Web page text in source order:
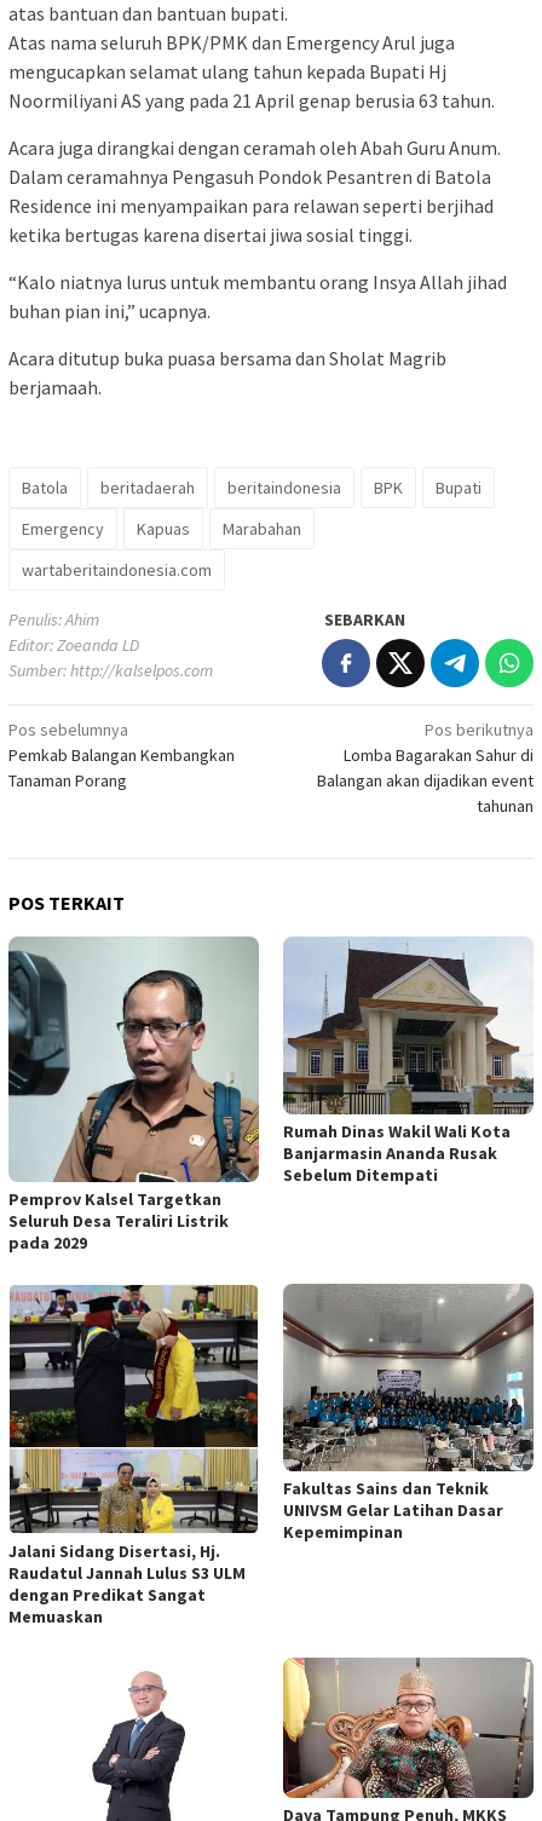
atas bantuan dan bantuan bupati.
Atas nama seluruh BPK/PMK dan Emergency Arul juga
mengucapkan selamat ulang tahun kepada Bupati Hj
Noormiliyani AS yang pada 21 April genap berusia 63 tahun.
Acara juga dirangkai dengan ceramah oleh Abah Guru Anum.
Dalam ceramahnya Pengasuh Pondok Pesantren di Batola
Residence ini menyampaikan para relawan seperti berjihad
ketika bertugas karena disertai jiwa sosial tinggi.
“Kalo niatnya lurus untuk membantu orang Insya Allah jihad
buhan pian ini,” ucapnya.
Acara ditutup buka puasa bersama dan Sholat Magrib
berjamaah.
Batola beritadaerah beritaindonesia BPK
Bupati
Emergency
Kapuas
Marabahan
wartaberitaindonesia.com
Penulis: Ahim
Editor: Zoeanda LD
Sumber:http://kalselpos.com
SEBARKAN
Navigasi
pos
Pos sebelumnya
Pemkab Balangan Kembangkan
Tanaman Porang
Pos berikutnya
Lomba Bagarakan Sahur di
Balangan akan dijadikan event
tahunan
POS TERKAIT
Pemprov Kalsel Targetkan
Seluruh Desa Teraliri Listrik
pada 2029
Rumah Dinas Wakil Wali Kota
Banjarmasin Ananda Rusak
Sebelum Ditempati
Jalani Sidang Disertasi, Hj.
Raudatul Jannah Lulus S3 ULM
dengan Predikat Sangat
Memuaskan
Fakultas Sains dan Teknik
UNIVSM Gelar Latihan Dasar
Kepemimpinan
Daya Tampung Penuh, MKKS